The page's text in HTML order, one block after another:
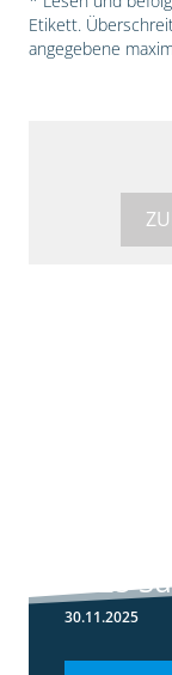
Etikett.
angegebene
2025
30.11.2025